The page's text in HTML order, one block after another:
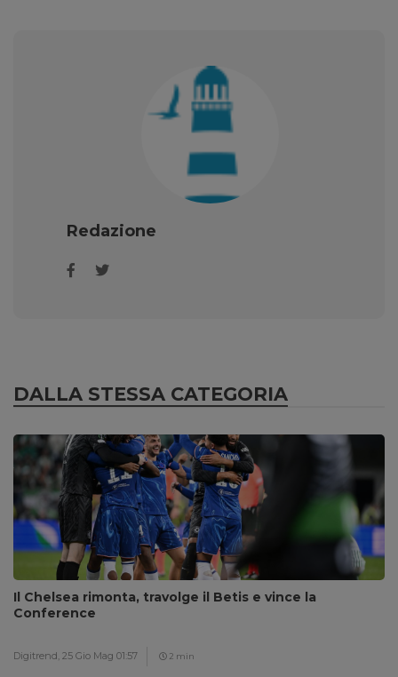
Redazione
DALLA STESSA CATEGORIA
Il Chelsea rimonta, travolge il Betis e vince la
Conference
Digitrend, 25 Gio Mag 01:57 2 min